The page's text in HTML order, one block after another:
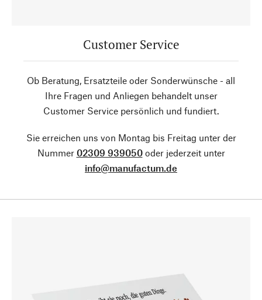
Customer Service
Ob Beratung, Ersatzteile oder Sonderwünsche - all
Ihre Fragen und Anliegen behandelt unser
Customer Service persönlich und fundiert.
Sie erreichen uns von Montag bis Freitag unter der
Nummer 02309 939050oder jederzeit unter
info@manufactum.de